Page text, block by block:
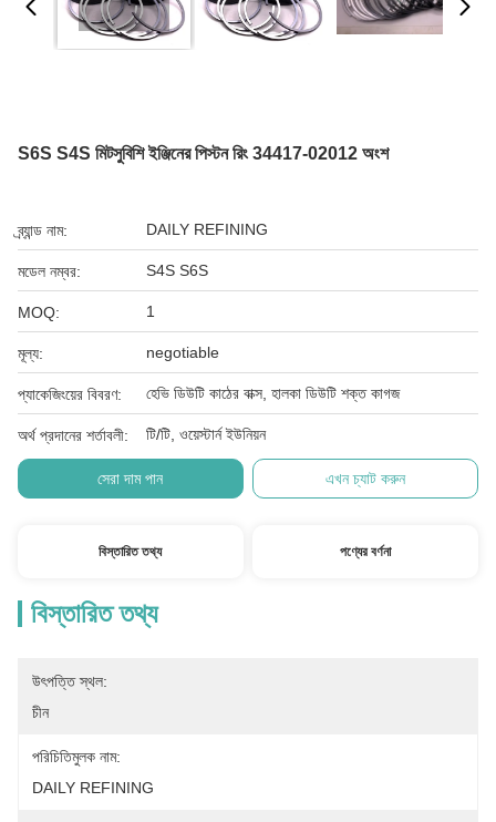
S6S S4S মিটসুবিশি ইঞ্জিনের পিস্টন রিং 34417-02012 অংশ
ব্র্যান্ড নাম: DAILY REFINING
মডেল নম্বর: S4S S6S
MOQ: 1
মূল্য: negotiable
প্যাকেজিংয়ের বিবরণ: হেভি ডিউটি ​​কাঠের বাক্স, হালকা ডিউটি ​​শক্ত কাগজ
অর্থ প্রদানের শর্তাবলী: টি/টি, ওয়েস্টার্ন ইউনিয়ন
সেরা দাম পান এখন চ্যাট করুন
বিস্তারিত তথ্য পণ্যের বর্ণনা
বিস্তারিত তথ্য
উৎপত্তি স্থল:
চীন
পরিচিতিমুলক নাম:
DAILY REFINING